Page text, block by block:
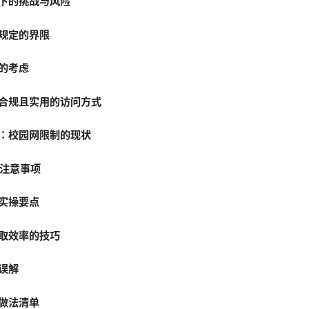
定的界限
考虑
规且实用的访问方式
校园网限制的现状
意事项
操要点
效率的技巧
解
法清单